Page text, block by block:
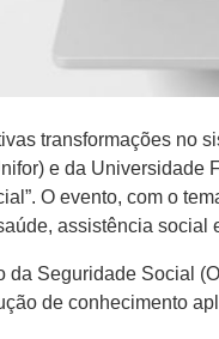
transformações no
e da Universidade
O evento, com o
assistência social
da Seguridade Social
de conhecimento